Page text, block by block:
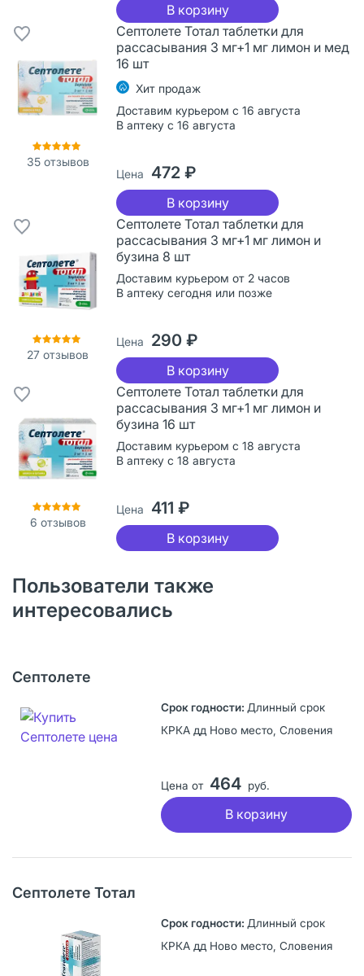
В корзину
35отзывов
Септолете Тотал таблетки для
рассасывания 3 мг+1 мг лимон и мед
16 шт
Хит продаж
Доставим курьером с 16 августа
В аптеку с 16 августа
Цена 472 ₽
В корзину
27 отзывов
Септолете Тотал таблетки для
рассасывания 3 мг+1 мг лимон и
бузина 8 шт
Доставим курьером от 2 часов
В аптеку сегодня или позже
Цена 290 ₽
В корзину
6 отзывов
Септолете Тотал таблетки для
рассасывания 3 мг+1 мг лимон и
бузина 16 шт
Доставим курьером с 18 августа
В аптеку с 18 августа
Цена 411 ₽
В корзину
Пользователи также
интересовались
Септолете
Длинный срок
КРКА дд Ново место, Словения
Цена от 464 руб.
В корзину
Септолете Тотал
Длинный срок
КРКА дд Ново место, Словения